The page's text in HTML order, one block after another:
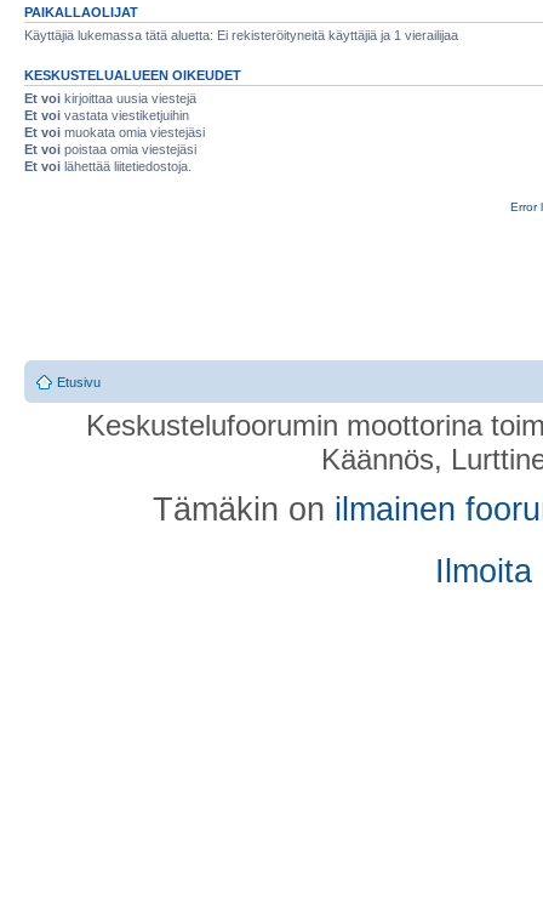
PAIKALLAOLIJAT
Käyttäjiä lukemassa tätä aluetta: Ei rekisteröityneitä käyttäjiä ja 1 vierailijaa
KESKUSTELUALUEEN OIKEUDET
Et voi kirjoittaa uusia viestejä
Et voi vastata viestiketjuihin
Et voi muokata omia viestejäsi
Et voi poistaa omia viestejäsi
Et voi lähettää liitetiedostoja.
Error
Etusivu
Keskustelufoorumin moottorina
Käännös,
Tämäkin on ilmainen